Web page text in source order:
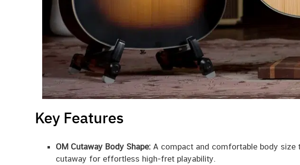
Key Features
OM Cutaway Body Shape:A compact and comfortable body size
cutaway for effortless high-fret playability.